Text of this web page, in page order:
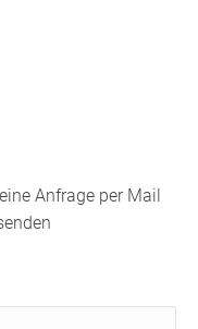
Anfrage per Mail